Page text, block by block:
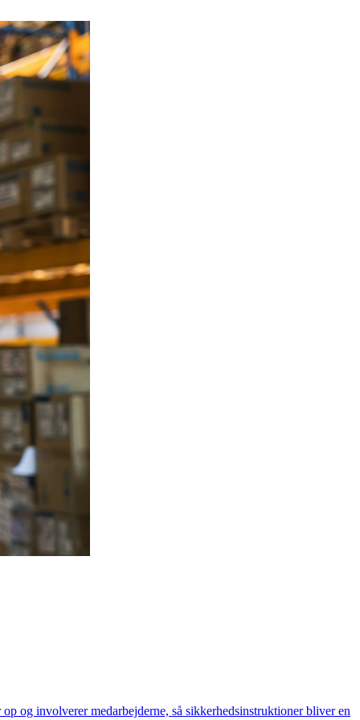
og involverer medarbejderne, så sikkerhedsinstruktioner bliver en